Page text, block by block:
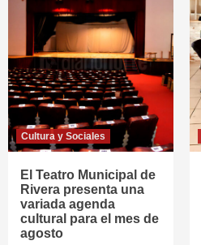
Cultura y Sociales
El Teatro Municipal de
Rivera presenta una
variada agenda
cultural para el mes de
agosto